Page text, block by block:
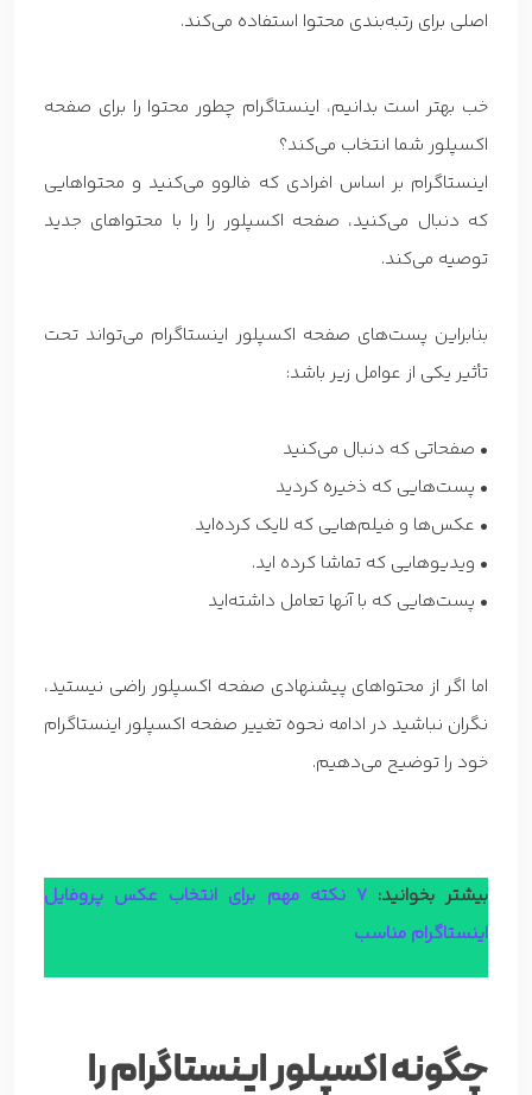
اصلی برای رتبه‌بندی محتوا استفاده می‌کند.
خب بهتر است بدانیم، اینستاگرام چطور محتوا را برای صفحه
اکسپلور شما انتخاب می‌کند؟
اینستاگرام بر اساس افرادی که فالوو می‌کنید و محتواهایی
که دنبال می‌کنید، صفحه اکسپلور را را با محتواهای جدید
توصیه می‌کند.
بنابراین پست‌های صفحه اکسپلور اینستاگرام می‌تواند تحت
تأثیر یکی از عوامل زیر باشد:
• صفحاتی که دنبال می‌کنید
• پست‌هایی که ذخیره کردید
• عکس‌ها و فیلم‌هایی که لایک کرده‌اید
• ویدیوهایی که تماشا کرده اید.
• پست‌هایی که با آنها تعامل داشته‌اید
اما اگر از محتواهای پیشنهادی صفحه اکسپلور راضی نیستید،
نگران نباشید در ادامه نحوه تغییر صفحه اکسپلور اینستاگرام
خود را توضیح می‌دهیم.
بیشتر بخوانید: 7 نکته مهم برای
انتخاب عکس پروفایل
اینستاگرام مناسب
چگونه اکسپلور اینستاگرام را